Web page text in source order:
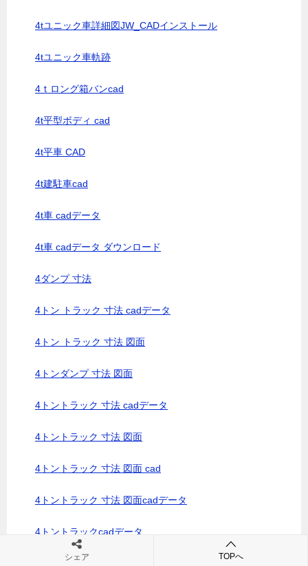
4tユニック車詳細図JW_CADインストール
4tユニック車軌跡
4ｔロング箱バンcad
4t平型ボディ cad
4t平車 CAD
4t建駐車cad
4t車 cadデータ
4t車 cadデータ ダウンロード
4ダンプ 寸法
4トン トラック 寸法 cadデータ
4トン トラック 寸法 図面
4トンダンプ 寸法 図面
4トントラック 寸法 cadデータ
4トントラック 寸法 図面
4トントラック 寸法 図面 cad
4トントラック 寸法 図面cadデータ
4トントラックcadデータ
4トントラックcad図
シェア TOPへ